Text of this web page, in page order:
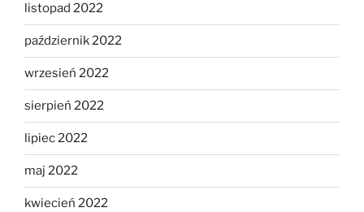
listopad 2022
październik 2022
wrzesień 2022
sierpień 2022
lipiec 2022
maj 2022
kwiecień 2022